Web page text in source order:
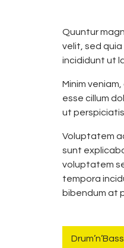
Quuntur
velit, sed
incididunt ut
Minim
esse cillum
ut
Voluptatem
sunt
voluptatem
tempora
bibendum at
Drum’n’Bass